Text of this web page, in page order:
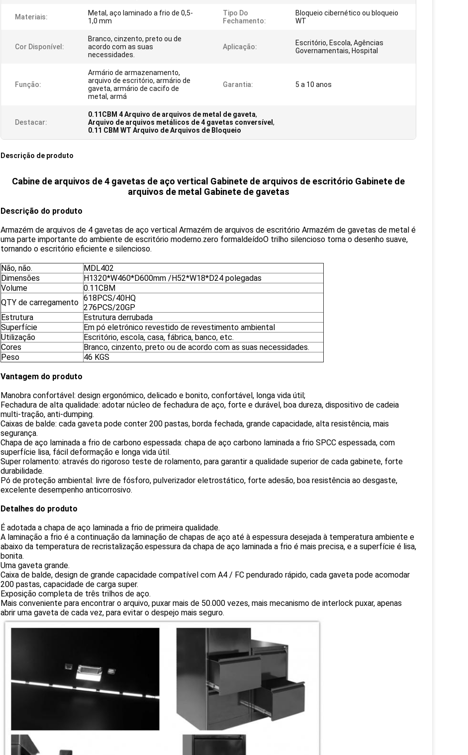
Materiais:
Metal, aço laminado a frio de 0,5-
1,0 mm
Tipo Do
Fechamento:
Bloqueio cibernético ou bloqueio
WT
Cor Disponível:
Branco, cinzento, preto ou de
acordo com as suas
necessidades.
Aplicação:
Escritório, Escola, Agências
Governamentais, Hospital
Função:
Armário de armazenamento,
arquivo de escritório, armário de
gaveta, armário de cacifo de
metal, armá
Garantia: 5 a 10 anos
Destacar:
0.11CBM 4 Arquivo de arquivos de metal de gaveta,
Arquivo de arquivos metálicos de 4 gavetas conversível ,
0.11 CBM WT Arquivo de Arquivos de Bloqueio
Descrição de produto
Cabine de arquivos de 4 gavetas de aço vertical Gabinete de arquivos de escritório Gabinete de
arquivos de metal Gabinete de gavetas
Descrição do produto
Armazém de arquivos de 4 gavetas de aço vertical Armazém de arquivos de escritório Armazém de gavetas de metal é
uma parte importante do ambiente de escritório moderno.zero formaldeídoO trilho silencioso torna o desenho suave,
tornando o escritório eficiente e silencioso.
Não, não.
MDL402
Dimensões
H1320*W460*D600mm /H52*W18*D24 polegadas
Volume
0.11CBM
QTY de carregamento 618PCS/40HQ
276PCS/20GP
Estrutura
Estrutura derrubada
Superfície
Em pó eletrónico revestido de revestimento ambiental
Utilização
Escritório, escola, casa, fábrica, banco, etc.
Cores
Branco, cinzento, preto ou de acordo com as suas necessidades.
Peso
46 KGS
Vantagem do produto
Manobra confortável: design ergonómico, delicado e bonito, confortável, longa vida útil;
Fechadura de alta qualidade: adotar núcleo de fechadura de aço, forte e durável, boa dureza, dispositivo de cadeia
multi-tração, anti-dumping.
Caixas de balde: cada gaveta pode conter 200 pastas, borda fechada, grande capacidade, alta resistência, mais
segurança.
Chapa de aço laminada a frio de carbono espessada: chapa de aço carbono laminada a frio SPCC espessada, com
superfície lisa, fácil deformação e longa vida útil.
Super rolamento: através do rigoroso teste de rolamento, para garantir a qualidade superior de cada gabinete, forte
durabilidade.
Pó de proteção ambiental: livre de fósforo, pulverizador eletrostático, forte adesão, boa resistência ao desgaste,
excelente desempenho anticorrosivo.
Detalhes do produto
É adotada a chapa de aço laminada a frio de primeira qualidade.
A laminação a frio é a continuação da laminação de chapas de aço até à espessura desejada à temperatura ambiente e
abaixo da temperatura de recristalização.espessura da chapa de aço laminada a frio é mais precisa, e a superfície é lisa,
bonita.
Uma gaveta grande.
Caixa de balde, design de grande capacidade compatível com A4 / FC pendurado rápido, cada gaveta pode acomodar
200 pastas, capacidade de carga super.
Exposição completa de três trilhos de aço.
Mais conveniente para encontrar o arquivo, puxar mais de 50.000 vezes, mais mecanismo de interlock puxar, apenas
abrir uma gaveta de cada vez, para evitar o despejo mais seguro.